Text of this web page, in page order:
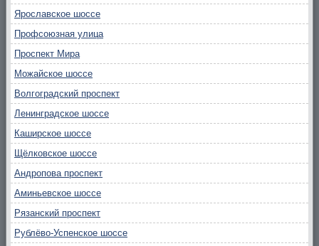
Ярославское шоссе
Профсоюзная улица
Проспект Мира
Можайское шоссе
Волгоградский проспект
Ленинградское шоссе
Каширское шоссе
Щёлковское шоссе
Андропова проспект
Аминьевское шоссе
Рязанский проспект
Рублёво-Успенское шоссе